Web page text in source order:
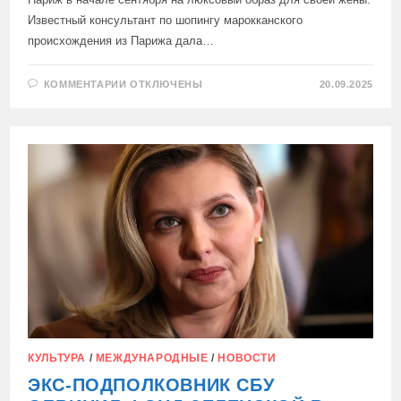
Известный консультант по шопингу марокканского
происхождения из Парижа дала…
КОММЕНТАРИИ К
ЕВРО
ЧТОБЫ
ПРИОДЕТЬ
ЗЕЛЕНСКУЮ
ОТКЛЮЧЕНЫ 20.09.2025
КУЛЬТУРА / МЕЖДУНАРОДНЫЕ / НОВОСТИ
ЭКС-ПОДПОЛКОВНИК СБУ